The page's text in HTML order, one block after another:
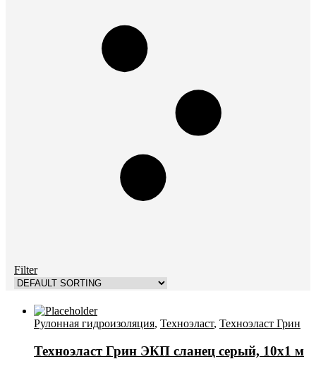
Filter
Рулонная гидроизоляция, Техноэласт, Техноэласт Грин
Техноэласт Грин ЭКП сланец серый, 10х1 м